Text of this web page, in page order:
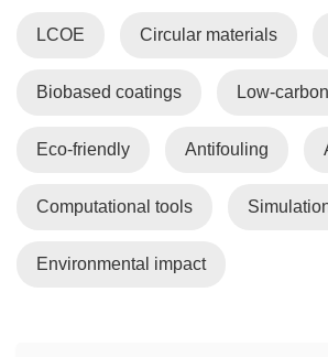
LCOE Circular materials
Biobased coatings Low-carbon
Eco-friendly Antifouling
Computational tools
Environmental impact